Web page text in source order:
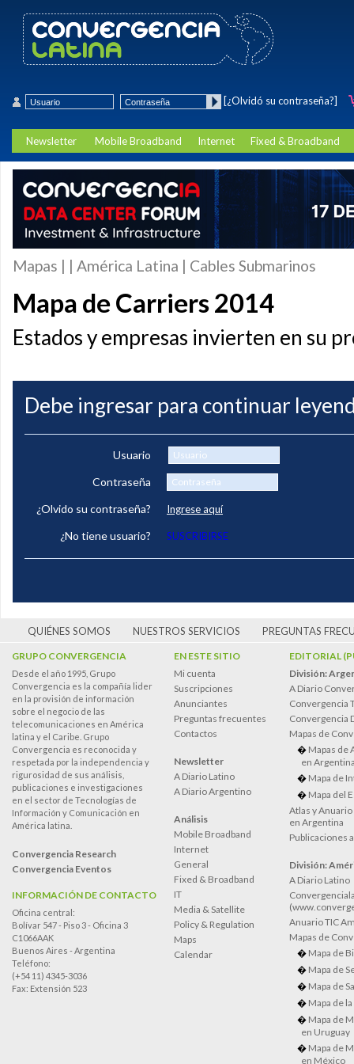
[¿Olvidó su contraseña?]
Newsletter Mobile Broadband Internet Fixed & Broadband
Mapas | | América Latina | Cables Submarinos
Mapa de Carriers 2014
Estados y empresas invierten en su
Debe ingresar para continuar
Usuario
Contraseña
¿Olvido su contraseña?
Ingrese aquí
¿No tiene usuario? SUSCRIBIRSE
QUIÉNES SOMOS NUESTROS SERVICIOS PREGUNTAS
GRUPO CONVERGENCIA
Desde el año 1995, Grupo
Convergencia es la compañía lider
en la provisión de información
sobre el negocio de las
telecomunicaciones en América
latina y el Caribe. Grupo
Convergencia es reconocida y
respetada por la independencia y
rigurosidad de sus análisis,
publicaciones e investigaciones
en el sector de Tecnologías de
Información y Comunicación en
América latina.
Convergencia Research
Convergencia Eventos
INFORMACIÓN DE CONTACTO
Oficina central:
Bolívar 547 - Piso 3 - Oficina 3
C1066AAK
Buenos Aires - Argentina
Teléfono:
(+54 11) 4345-3036
Fax: Extensión 523
EN ESTE SITIO
Mi cuenta
Suscripciones
Anunciantes
Preguntas frecuentes
Contactos
Newsletter
A Diario Latino
A Diario Argentino
Análisis
Mobile Broadband
Internet
General
Fixed & Broadband
IT
Media & Satellite
Policy & Regulation
Maps
Calendar
EDITORIAL
División:
A Diario
Convergencia
Convergencia
Mapas de
Mapas de
en
Mapa de
Mapa del
Atlas y
en Argentina
Publicaciones
División:
A Diario Latino
Anuario TIC
Mapas de
Mapa de
Mapa de
Mapa de
Mapa de
Mapa de
en Uruguay
Mapa de
en México